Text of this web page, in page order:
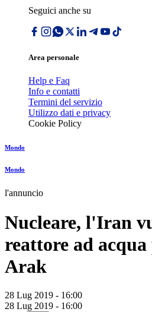
Seguici anche su
Area personale
Help e Faq
Info e contatti
Termini del servizio
Utilizzo dati e privacy
Cookie Policy
Mondo
Mondo
l'annuncio
Nucleare, l'Iran
reattore ad acqua
Arak
28 Lug 2019 - 16:00
28 Lug 2019 - 16:00